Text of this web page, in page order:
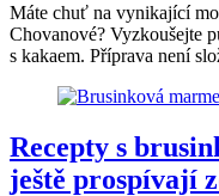
Máte chuť na vynikající
Chovanové? Vyzkoušejte
s kakaem. Příprava není
Recepty s
ještě prospívají